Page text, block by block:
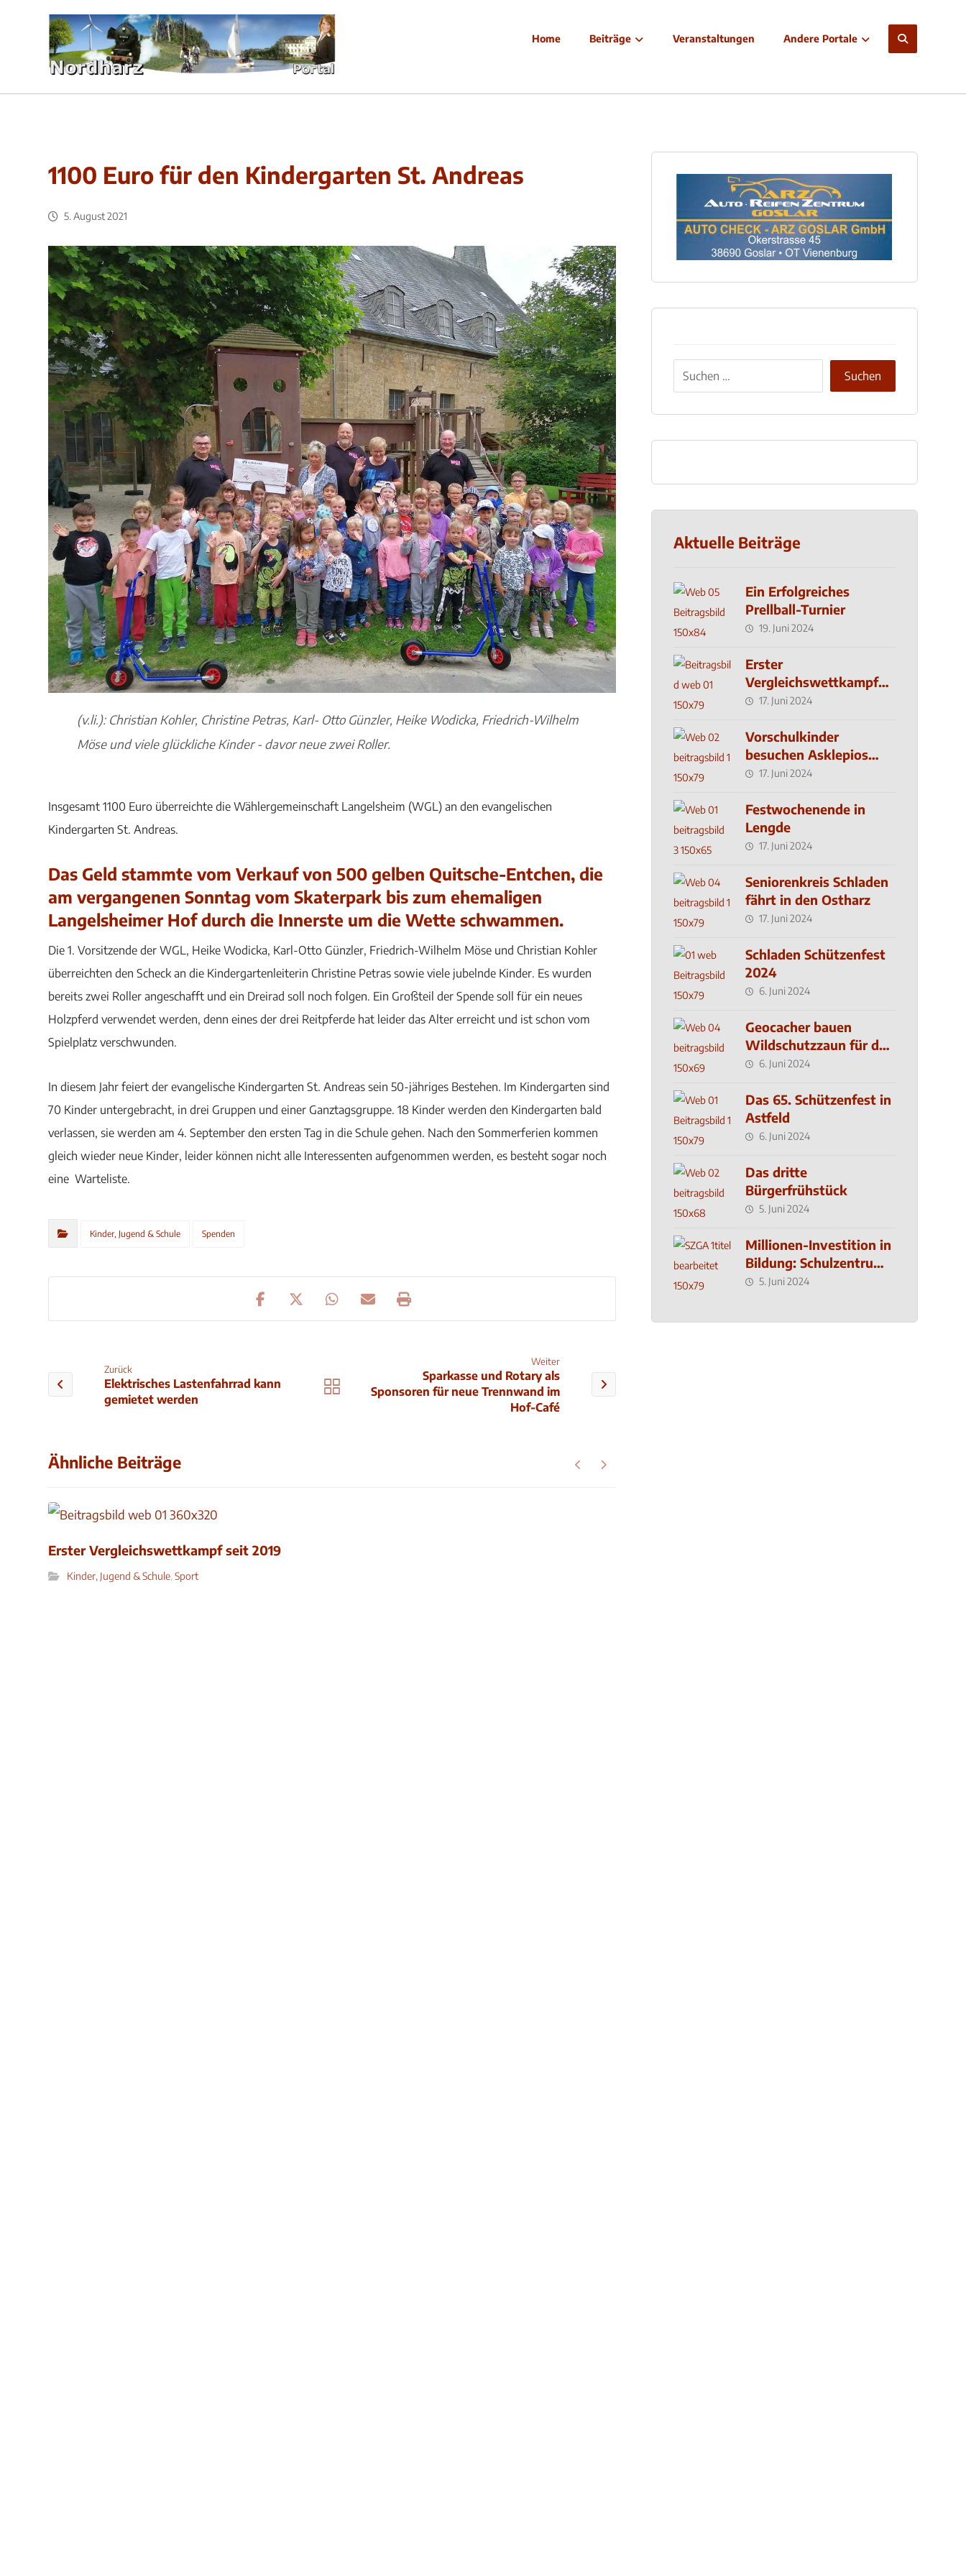
Home Beiträge Veranstaltungen Andere Portale
1100 Euro für den Kindergarten St. Andreas
5. August 2021
(v.li.): Christian Kohler, Christine Petras, Karl- Otto Günzler, Heike Wodicka, Friedrich-Wilhelm
Möse und viele glückliche Kinder - davor neue zwei Roller.
Insgesamt 1100 Euro überreichte die Wählergemeinschaft Langelsheim (WGL) an den evangelischen
Kindergarten St. Andreas.
Das Geld stammte vom Verkauf von 500 gelben Quitsche-Entchen, die
am vergangenen Sonntag vom Skaterpark bis zum ehemaligen
Langelsheimer Hof durch die Innerste um die Wette schwammen.
Die 1. Vorsitzende der WGL, Heike Wodicka, Karl-Otto Günzler, Friedrich-Wilhelm Möse und Christian Kohler
überreichten den Scheck an die Kindergartenleiterin Christine Petras sowie viele jubelnde Kinder. Es wurden
bereits zwei Roller angeschafft und ein Dreirad soll noch folgen. Ein Großteil der Spende soll für ein neues
Holzpferd verwendet werden, denn eines der drei Reitpferde hat leider das Alter erreicht und ist schon vom
Spielplatz verschwunden.
In diesem Jahr feiert der evangelische Kindergarten St. Andreas sein 50-jähriges Bestehen. Im Kindergarten sind
70 Kinder untergebracht, in drei Gruppen und einer Ganztagsgruppe. 18 Kinder werden den Kindergarten bald
verlassen, sie werden am 4. September den ersten Tag in die Schule gehen. Nach den Sommerferien kommen
gleich wieder neue Kinder, leider können nicht alle Interessenten aufgenommen werden, es besteht sogar noch
eine Warteliste.
Kinder, Jugend & Schule Spenden
Zurück
Elektrisches Lastenfahrrad kann
gemietet werden
Weiter
Sparkasse und Rotary als
Sponsoren für neue Trennwand im
Hof-Café
Ähnliche Beiträge
Erster Vergleichswettkampf seit 2019
Kinder, Jugend & Schule,Sport
Aktuelle Beiträge
Ein Erfolgreiches
Prellball-Turnier
19. Juni 2024
Erster
Vergleichswettkampf
seit 2019
17. Juni 2024
Vorschulkinder
besuchen Asklepios
Klinik
17. Juni 2024
Festwochenende in
Lengde
17. Juni 2024
Seniorenkreis Schladen
fährt in den Ostharz
17. Juni 2024
Schladen Schützenfest
2024
6. Juni 2024
Geocacher bauen
Wildschutzzaun für den
MachMit! Wald
6. Juni 2024
Das 65. Schützenfest in
Astfeld
6. Juni 2024
Das dritte
Bürgerfrühstück
5. Juni 2024
Millionen-Investition in
Bildung: Schulzentrum-
Neubau
5. Juni 2024